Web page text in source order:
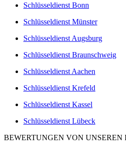
Schlüsseldienst Bonn
Schlüsseldienst Münster
Schlüsseldienst Augsburg
Schlüsseldienst Braunschweig
Schlüsseldienst Aachen
Schlüsseldienst Krefeld
Schlüsseldienst Kassel
Schlüsseldienst Lübeck
BEWERTUNGEN VON UNSEREN